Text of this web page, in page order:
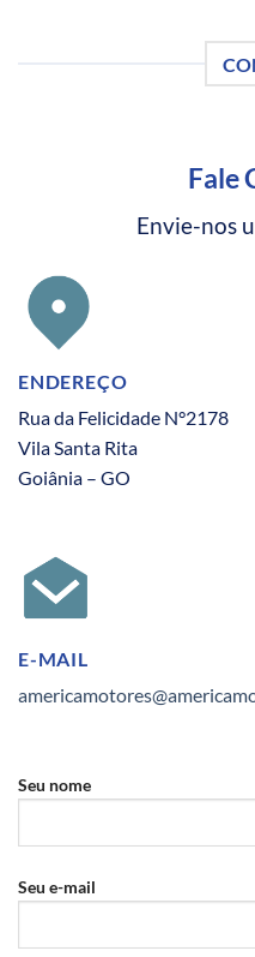
Fale
Envie-nos
ENDEREÇO
Rua da Felicidade N°2178
Vila Santa Rita
Goiânia – GO
E-MAIL
Seu nome
Seu e-mail